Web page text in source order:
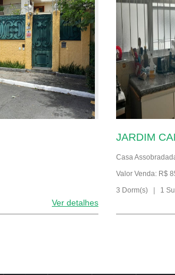
Ver detalhes
JARDIM
Casa
Valor Venda: R$
3 Dorm(s)
1